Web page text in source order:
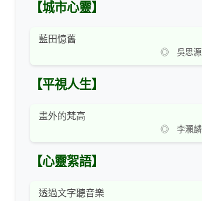
【城市心靈】
藍田憶舊
◎ 吳思源
【平視人生】
畫外的梵高
◎ 李灝麟
【心靈絮語】
透過文字聽音樂